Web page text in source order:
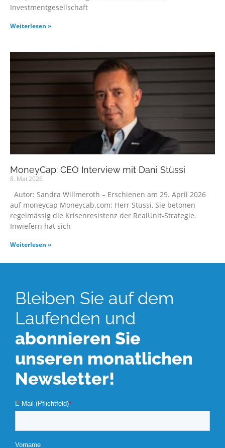
Investmentgesellschaft
Weiterlesen »
MoneyCap: CEO Interview mit Dani Stüssi
8. Mai 2026
Autor: Sandra Willmeroth – Erschienen am 29. April 2026
auf moneycap Moneycab.com: Herr Stüssi, Sie betonen
regelmässig die Krisenresistenz der RealUnit-Strategie.
Inwiefern hat sich
Weiterlesen »
Bleiben Sie auf dem
Laufenden und
abonnieren Sie
unseren monatlichen
Newsletter!